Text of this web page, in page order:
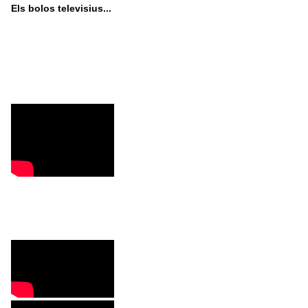
Els bolos televisius...